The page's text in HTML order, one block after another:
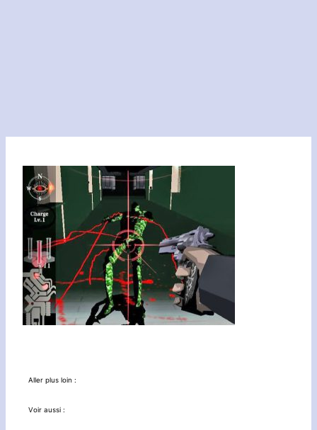
Aller plus loin :
Voir aussi :